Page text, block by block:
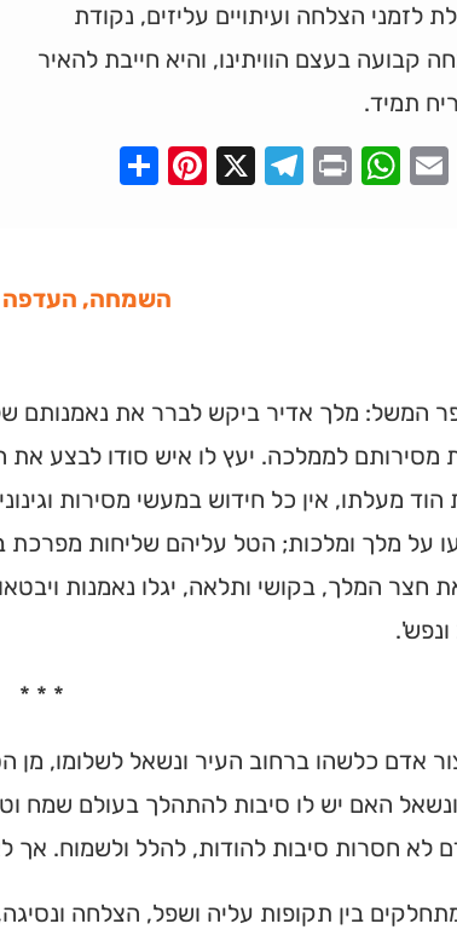
לזמני הצלחה ועיתויים עליזים, נקודת
קבועה בעצם הוויתינו, והיא חייבת להאיר
תמיד.
Facebook
Email
WhatsApp
Print
Telegram
X
Pinterest
השמחה, העדפה
המשל: מלך אדיר ביקש לברר את נאמנותם
מסירותם לממלכה. יעץ לו איש סודו לבצע
מעלתו, אין כל חידוש במעשי מסירות
על מלך ומלכות; הטל עליהם שליחות מפרכת
חצר המלך, בקושי ותלאה, יגלו נאמנות
* * *
אדם כלשהו ברחוב העיר ונשאל לשלומו,
האם יש לו סיבות להתהלך בעולם שמח
לא חסרות סיבות להודות, להלל ולשמוח.
בין תקופות עליה ושפל, הצלחה